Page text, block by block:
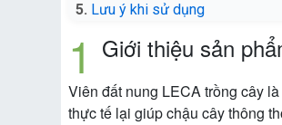
Lưu ý khi sử dụng
Giới thiệu sản
Viên đất nung LECA trồng cây
thực tế lại giúp chậu cây thông